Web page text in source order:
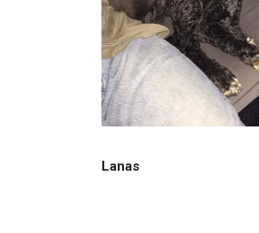
Lanas